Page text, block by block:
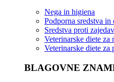
Nega in higiena
Podporna sredstva in
Sredstva proti
Veterinarske diete za
Veterinarske diete za
BLAGOVNE